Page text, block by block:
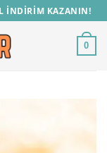
İNDİRİM KAZANIN!
0